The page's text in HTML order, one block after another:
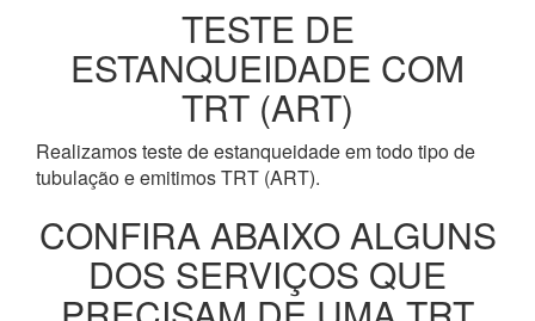
TESTE DE
ESTANQUEIDADE COM
TRT (ART)
Realizamos teste de estanqueidade em todo tipo de
tubulação e emitimos TRT (ART).
CONFIRA ABAIXO ALGUNS
DOS SERVIÇOS QUE